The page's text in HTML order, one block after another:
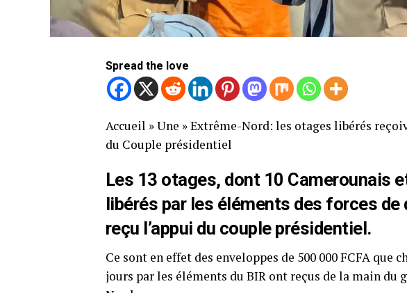
Spread the love
Accueil »Une »Extrême-Nord: les otages libérés
du Couple présidentiel
Les 13 otages, dont 10 Camerounais
libérés par les éléments des forces
reçu l’appui du couple présidentiel.
Ce sont en effet des enveloppes de 500 000 FCFA que
jours par les éléments du BIR ont reçus de la main du